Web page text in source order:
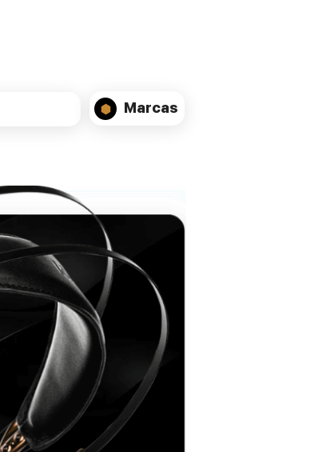
facilmente num móvel de TV ou prateleira
sem comprometer o desempenho
Speaker Type
2-way bass-reflex centre channel speaker
Drivers
1 × 25 mm (1") Titanium dome horn-
loaded tweeter (TZ2510)
2 × 130 mm (5.25") Natural cellulose
midrange/woofers
Frequency Response
57 Hz – 22 kHz (±3 dB)
Sensitivity
91 dB (1 W / 1 m)
Nominal Impedance
8 Ohms
Minimum Impedance
Marcas